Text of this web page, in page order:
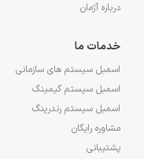
درباره آژمان
خدمات ما
اسمبل سیستم های سازمانی
اسمبل سیستم گیمینگ
اسمبل سیستم رندرینگ
مشاوره رایگان
پشتیبانی